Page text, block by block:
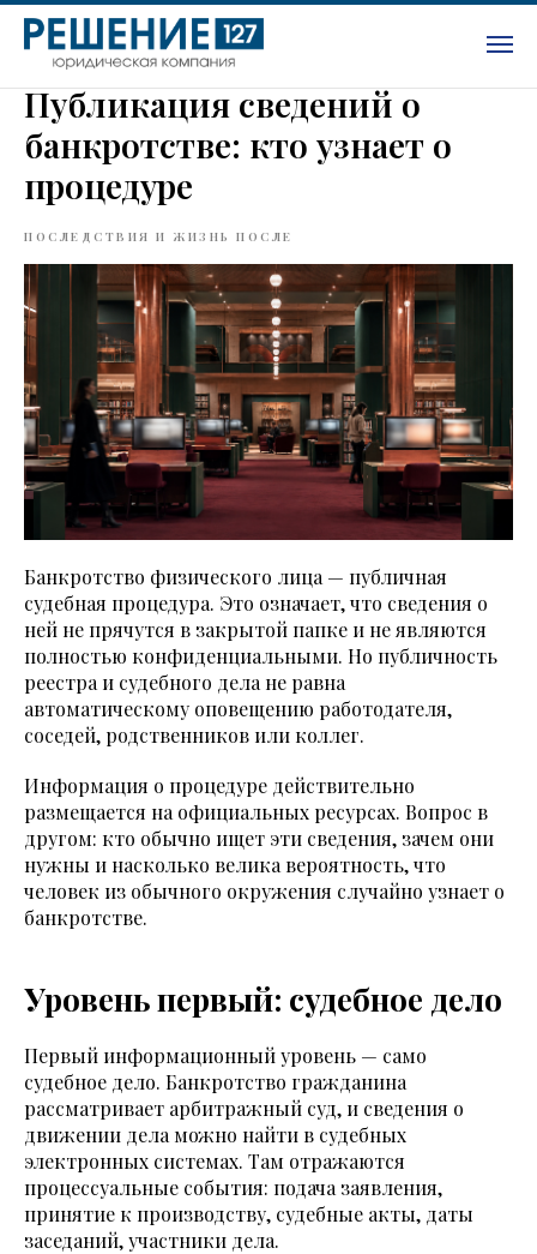
Публикация сведений о
банкротстве: кто узнает о
процедуре
ПОСЛЕДСТВИЯ И ЖИЗНЬ ПОСЛЕ
Банкротство физического лица — публичная
судебная процедура. Это означает, что сведения о
ней не прячутся в закрытой папке и не являются
полностью конфиденциальными. Но публичность
реестра и судебного дела не равна
автоматическому оповещению работодателя,
соседей, родственников или коллег.
Информация о процедуре действительно
размещается на официальных ресурсах. Вопрос в
другом: кто обычно ищет эти сведения, зачем они
нужны и насколько велика вероятность, что
человек из обычного окружения случайно узнает о
банкротстве.
Уровень первый: судебное дело
Первый информационный уровень — само
судебное дело. Банкротство гражданина
рассматривает арбитражный суд, и сведения о
движении дела можно найти в судебных
электронных системах. Там отражаются
процессуальные события: подача заявления,
принятие к производству, судебные акты, даты
заседаний, участники дела.